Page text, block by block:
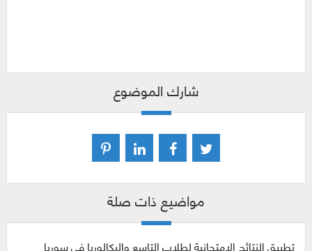
شارك الموضوع
مواضيع ذات صلة
تطبيق النتائج الامتحانية لطلاب التاسع والبكالوريا في سوريا